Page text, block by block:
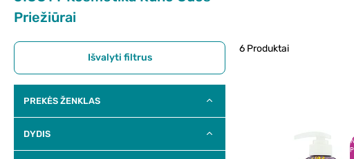
Priežiūrai
Išvalyti filtrus
PREKĖS ŽENKLAS
DYDIS
6 Produktai